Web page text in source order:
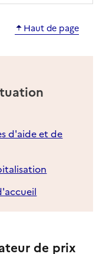
Haut de page
d'aide et de
de prix